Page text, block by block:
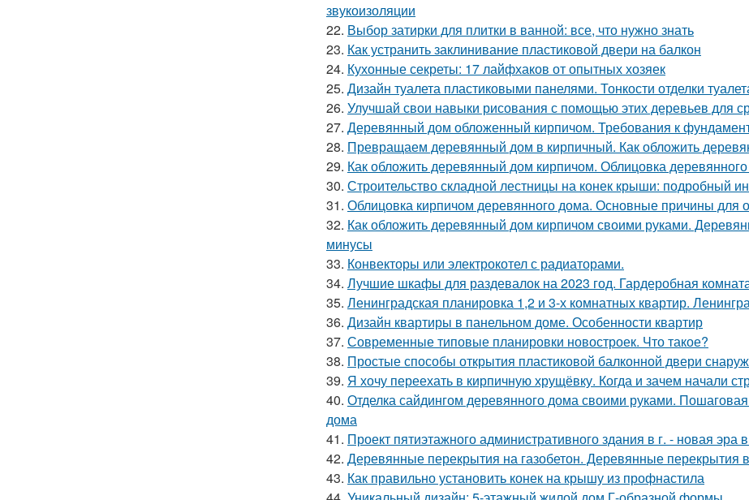
звукоизоляции
22. Выбор затирки для плитки в ванной: все, что нужно знать
23. Как устранить заклинивание пластиковой двери на балкон
24. Кухонные секреты: 17 лайфхаков от опытных хозяек
25. Дизайн туалета пластиковыми панелями. Тонкости отделки
26. Улучшай свои навыки рисования с помощью этих деревьев для
27. Деревянный дом обложенный кирпичом. Требования к
28. Превращаем деревянный дом в кирпичный. Как обложить
29. Как обложить деревянный дом кирпичом. Облицовка
30. Строительство складной лестницы на конек крыши: подробный
31. Облицовка кирпичом деревянного дома. Основные причины для
32. Как обложить деревянный дом кирпичом своими руками.
минусы
33. Конвекторы или электрокотел с радиаторами.
34. Лучшие шкафы для раздевалок на 2023 год. Гардеробная
35. Ленинградская планировка 1,2 и 3-х комнатных квартир.
36. Дизайн квартиры в панельном доме. Особенности квартир
37. Современные типовые планировки новостроек. Что такое?
38. Простые способы открытия пластиковой балконной двери
39. Я хочу переехать в кирпичную хрущёвку. Когда и зачем начали
40. Отделка сайдингом деревянного дома своими руками.
дома
41. Проект пятиэтажного административного здания в г. - новая эра
42. Деревянные перекрытия на газобетон. Деревянные перекрытия
43. Как правильно установить конек на крышу из профнастила